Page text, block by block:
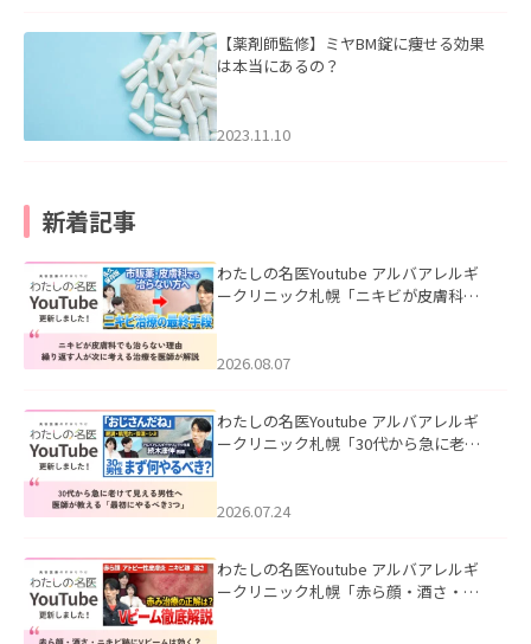
【薬剤師監修】ミヤBM錠に痩せる効果
は本当にあるの？
2023.11.10
新着記事
わたしの名医Youtube アルバアレルギ
ークリニック札幌「ニキビが皮膚科で
ました。
2026.08.07
わたしの名医Youtube アルバアレルギ
ークリニック札幌「30代から急に老け
た。
2026.07.24
わたしの名医Youtube アルバアレルギ
ークリニック札幌「赤ら顔・酒さ・ニ